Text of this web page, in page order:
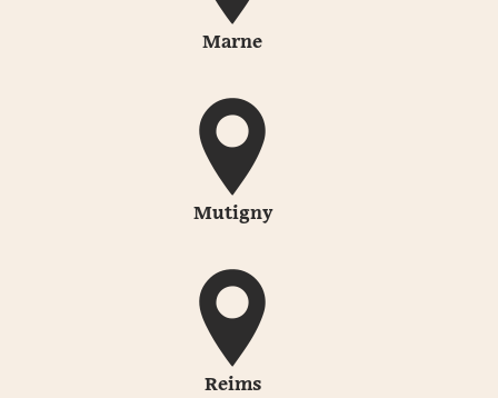
Marne
Mutigny
Reims